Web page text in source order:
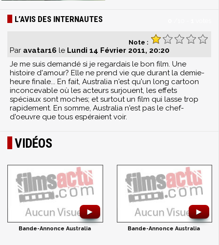
L’AVIS DES INTERNAUTES
Note :
Par avatar16 le Lundi 14 Février 2011, 20:20
Je me suis demandé si je regardais le bon film. Une
histoire d'amour? Elle ne prend vie que durant la demie-
heure finale... En fait, Australia n'est qu'un long cartoon
inconcevable où les acteurs surjouent, les effets
spéciaux sont moches; et surtout un film qui lasse trop
rapidement. En somme, Australia n'est pas le chef-
d'oeuvre que tous espéraient voir.
VIDÉOS
►
Bande-Annonce Australia
►
Bande-Annonce Australia